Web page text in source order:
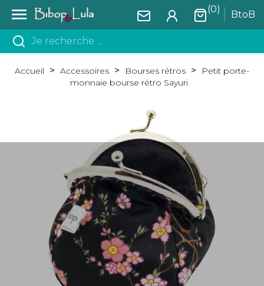
 BtoB
(0)
Accueil Accessoires Bourses rétros
Petit porte-
monnaie bourse rétro Sayuri